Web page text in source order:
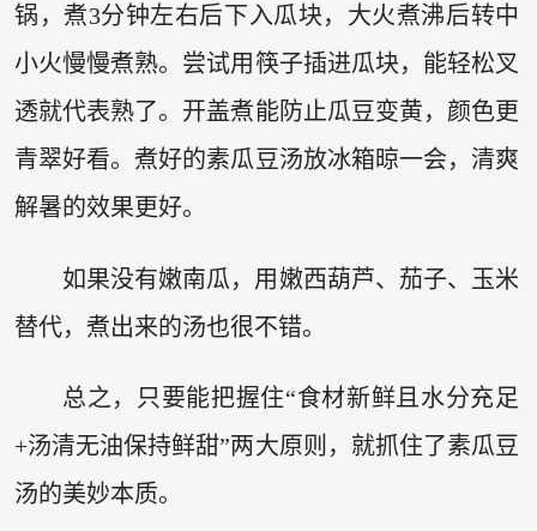
锅，煮3分钟左右后下入瓜块，大火煮沸后转中
小火慢慢煮熟。尝试用筷子插进瓜块，能轻松叉
透就代表熟了。开盖煮能防止瓜豆变黄，颜色更
青翠好看。煮好的素瓜豆汤放冰箱晾一会，清爽
解暑的效果更好。
如果没有嫩南瓜，用嫩西葫芦、茄子、玉米
替代，煮出来的汤也很不错。
总之，只要能把握住“食材新鲜且水分充足
+汤清无油保持鲜甜”两大原则，就抓住了素瓜豆
汤的美妙本质。